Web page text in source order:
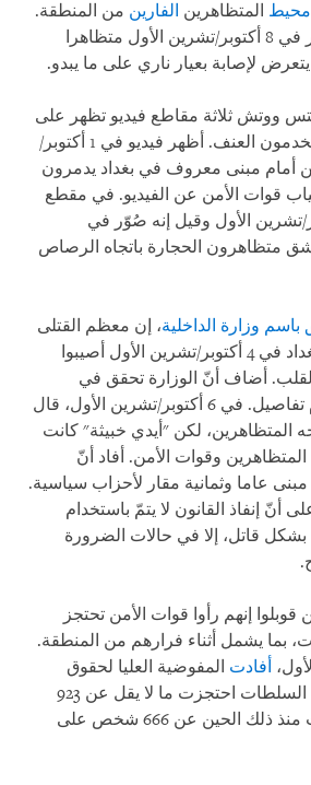
محيط المتظاهرين الفارين من المنطقة.
مقطع فيديو نُشر في 8 أكتوبر/تشرين الأول متظاهرا
لإصابة بعيار ناري على ما يبدو.
ووتش ثلاثة مقاطع فيديو تظهر على
ما يبدو متظاهرين يستخدمون العنف. أظهر فيديو في 1 أكتوبر/
أمام مبنى معروف في بغداد يدمرون
قوات الأمن عن الفيديو. في مقطع
تشرين الأول وقيل إنه صُوّر في
متظاهرون الحجارة باتجاه الرصاص
باسم وزارة الداخلية، إن معظم القتلى
في إحدى مظاهرات بغداد في 4 أكتوبر/تشرين الأول أصيبوا
أضاف أنّ الوزارة تحقق في
الوفيات، لكنه لم يقدّم تفاصيل. في 6 أكتوبر/تشرين الأول، قال
المتظاهرين، لكن "أيدي خبيثة" كانت
وقوات الأمن. أفاد أنّ
.
أنّ إنفاذ القانون لا يتمّ باستخدام
بشكل قاتل، إلا في حالات الضرورة
.
إنهم رأوا قوات الأمن تحتجز
بما يشمل أثناء فرارهم من المنطقة.
أفادت المفوضية العليا لحقوق
الإنسان في العراق أن السلطات احتجزت ما لا يقل عن 923
متظاهرا، لكنها أفرجت منذ ذلك الحين عن 666 شخص على